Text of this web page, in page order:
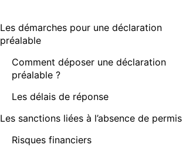
Les démarches pour une déclaration
préalable
Comment déposer une déclaration
préalable ?
Les délais de réponse
Les sanctions liées à l’absence de permis
Risques financiers